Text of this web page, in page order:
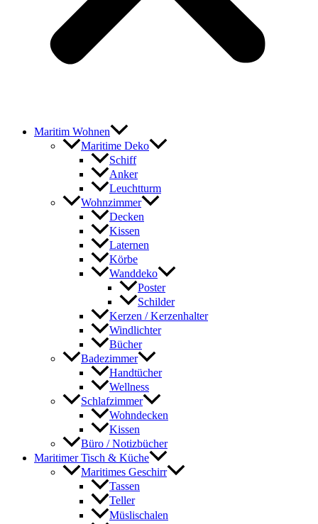
Maritim Wohnen
Maritime Deko
Schiff
Anker
Leuchtturm
Wohnzimmer
Decken
Kissen
Laternen
Körbe
Wanddeko
Poster
Schilder
Kerzen / Kerzenhalter
Windlichter
Bücher
Badezimmer
Handtücher
Wellness
Schlafzimmer
Wohndecken
Kissen
Büro / Notizbücher
Maritimer Tisch & Küche
Maritimes Geschirr
Tassen
Teller
Müslischalen